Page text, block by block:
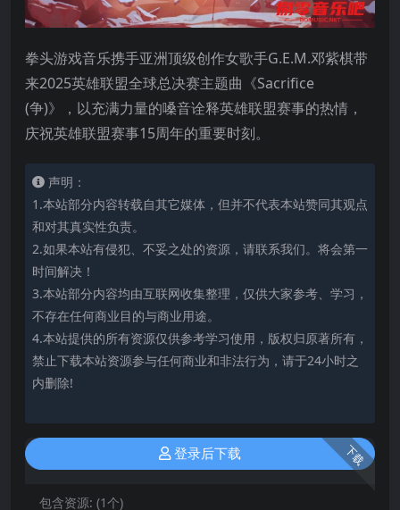
拳头游戏音乐携手亚洲顶级创作女歌手G.E.M.邓紫棋带
来2025英雄联盟全球总决赛主题曲《Sacrifice
(争)》，以充满力量的嗓音诠释英雄联盟赛事的热情，
庆祝英雄联盟赛事15周年的重要时刻。
声明：
1.本站部分内容转载自其它媒体，但并不代表本站赞同其观点
和对其真实性负责。
2.如果本站有侵犯、不妥之处的资源，请联系我们。将会第一
时间解决！
3.本站部分内容均由互联网收集整理，仅供大家参考、学习，
不存在任何商业目的与商业用途。
4.本站提供的所有资源仅供参考学习使用，版权归原著所有，
禁止下载本站资源参与任何商业和非法行为，请于24小时之
内删除!
下载
登录后下载
包含资源: (1个)